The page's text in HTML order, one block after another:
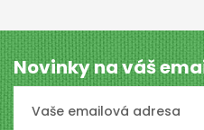
Novinky na váš